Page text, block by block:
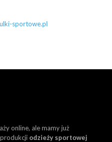
sportowe.pl
online, ale mamy już
odzieży sportowej